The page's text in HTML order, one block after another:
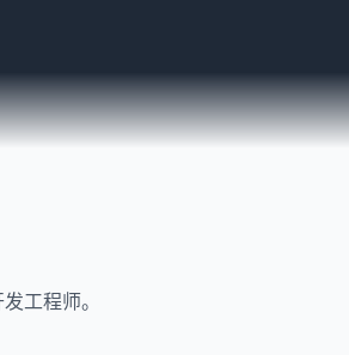
工程师。